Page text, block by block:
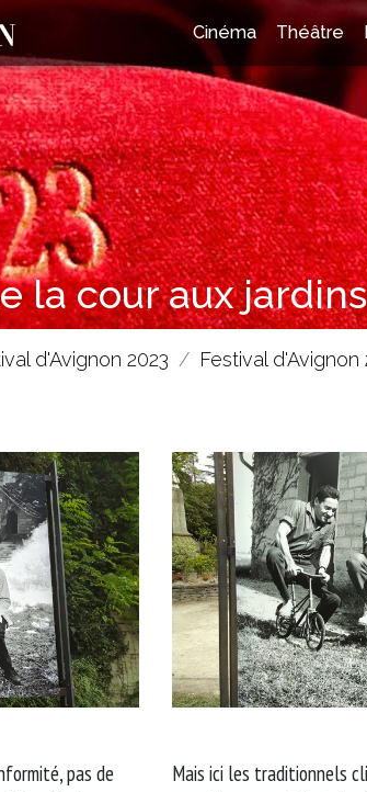
Cinéma Théâtre
la cour aux jardins
d'Avignon 2023 Festival d'Avignon
pas de
Mais ici les traditionnels